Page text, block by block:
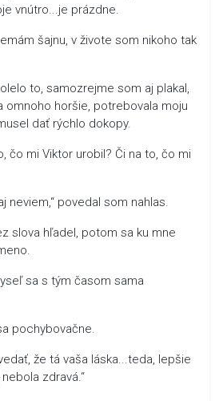
vnútro...je prázdne.
šajnu, v živote som nikoho tak
to, samozrejme som aj plakal,
omnoho horšie, potrebovala moju
dať rýchlo dokopy.
čo mi Viktor urobil? Či na to, čo mi
neviem,“ povedal som nahlas.
slova hľadel, potom sa ku mne
sa s tým časom sama
pochybovačne.
že tá vaša láska...teda, lepšie
zdravá.“